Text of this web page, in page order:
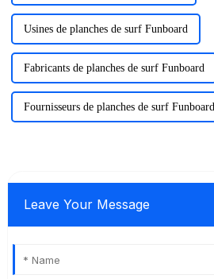
Usines de planches de surf Funboard
Fabricants de planches de surf Funboard
Fournisseurs de planches de surf Funboard
Leave Your Message